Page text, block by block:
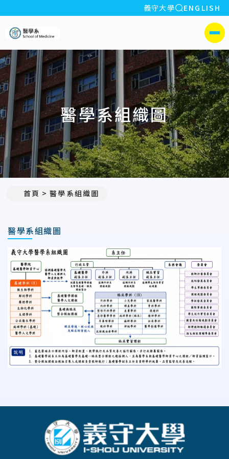
:::
義守大學 全站搜索
ENGLISH
側選單
醫學系組織圖
首頁 醫學系組織圖
醫學系組織圖